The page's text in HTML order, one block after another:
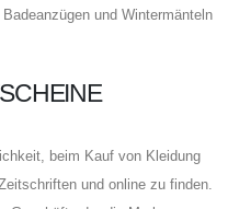
und Wintermänteln
beim Kauf von Kleidung
und online zu finden.